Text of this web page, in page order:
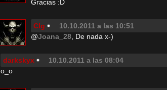
Gracias :D
Clg 10.10.2011 a las 10:51
@Joana_28 , De nada x-)
darkskyx 10.10.2011 a las 08:04
o_o